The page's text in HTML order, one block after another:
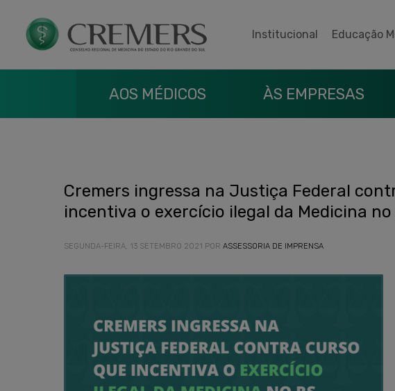
Institucional Educação
AOS MÉDICOS ÀS EMPRESAS
Cremers ingressa na Justiça Federal
incentiva o exercício ilegal da Medicina no
SEGUNDA-FEIRA, 13 SETEMBRO 2021 POR ASSESSORIA DE IMPRENSA